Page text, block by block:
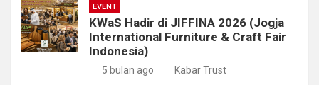
EVENT
KWaS Hadir di JIFFINA 2026 (Jogja
International Furniture & Craft Fair
Indonesia)
5 bulan ago Kabar Trust